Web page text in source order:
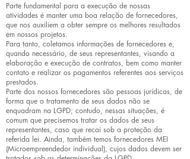
Parte fundamental para a execução de nossas
atividades é manter uma boa relação de fornecedores,
que nos auxiliem a obter sempre os melhores resultados
em nossos projetos.
Para tanto, coletamos informações de fornecedores e,
quando necessário, de seus representantes, visando a
elaboração e execução de contratos, bem como manter
contato e realizar os pagamentos referentes aos serviços
prestados.
Parte dos nossos fornecedores são pessoas jurídicas, de
forma que o tratamento de seus dados não se
enquadram na LGPD; contudo, nessas situações, é
comum que precisemos tratar os dados de seus
representantes, caso que recai sob a proteção da
referida lei. Ainda, também temos fornecedores MEI
(Microempreendedor individual), cujos dados devem ser